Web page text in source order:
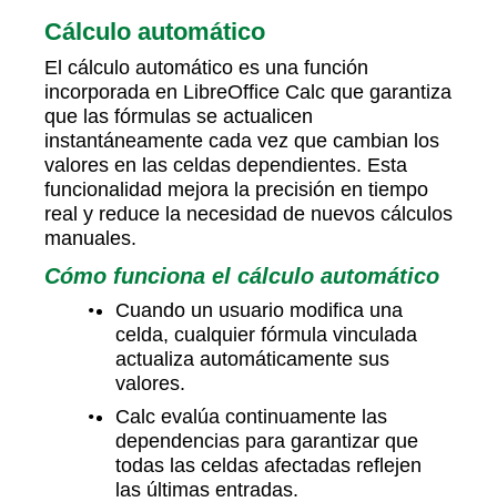
Cálculo automático
El cálculo automático es una función
incorporada en LibreOffice Calc que garantiza
que las fórmulas se actualicen
instantáneamente cada vez que cambian los
valores en las celdas dependientes. Esta
funcionalidad mejora la precisión en tiempo
real y reduce la necesidad de nuevos cálculos
manuales.
Cómo funciona el cálculo automático
Cuando un usuario modifica una
celda, cualquier fórmula vinculada
actualiza automáticamente sus
valores.
Calc evalúa continuamente las
dependencias para garantizar que
todas las celdas afectadas reflejen
las últimas entradas.